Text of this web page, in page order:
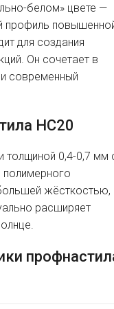
белом» цвете —
профиль
для создания
Он сочетает в
современный
HC20
толщиной 0,4-0,7 мм
полимерного
жёсткостью,
расширяет